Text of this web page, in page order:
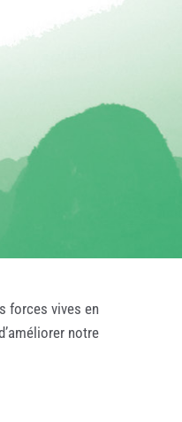
forces vives en
notre